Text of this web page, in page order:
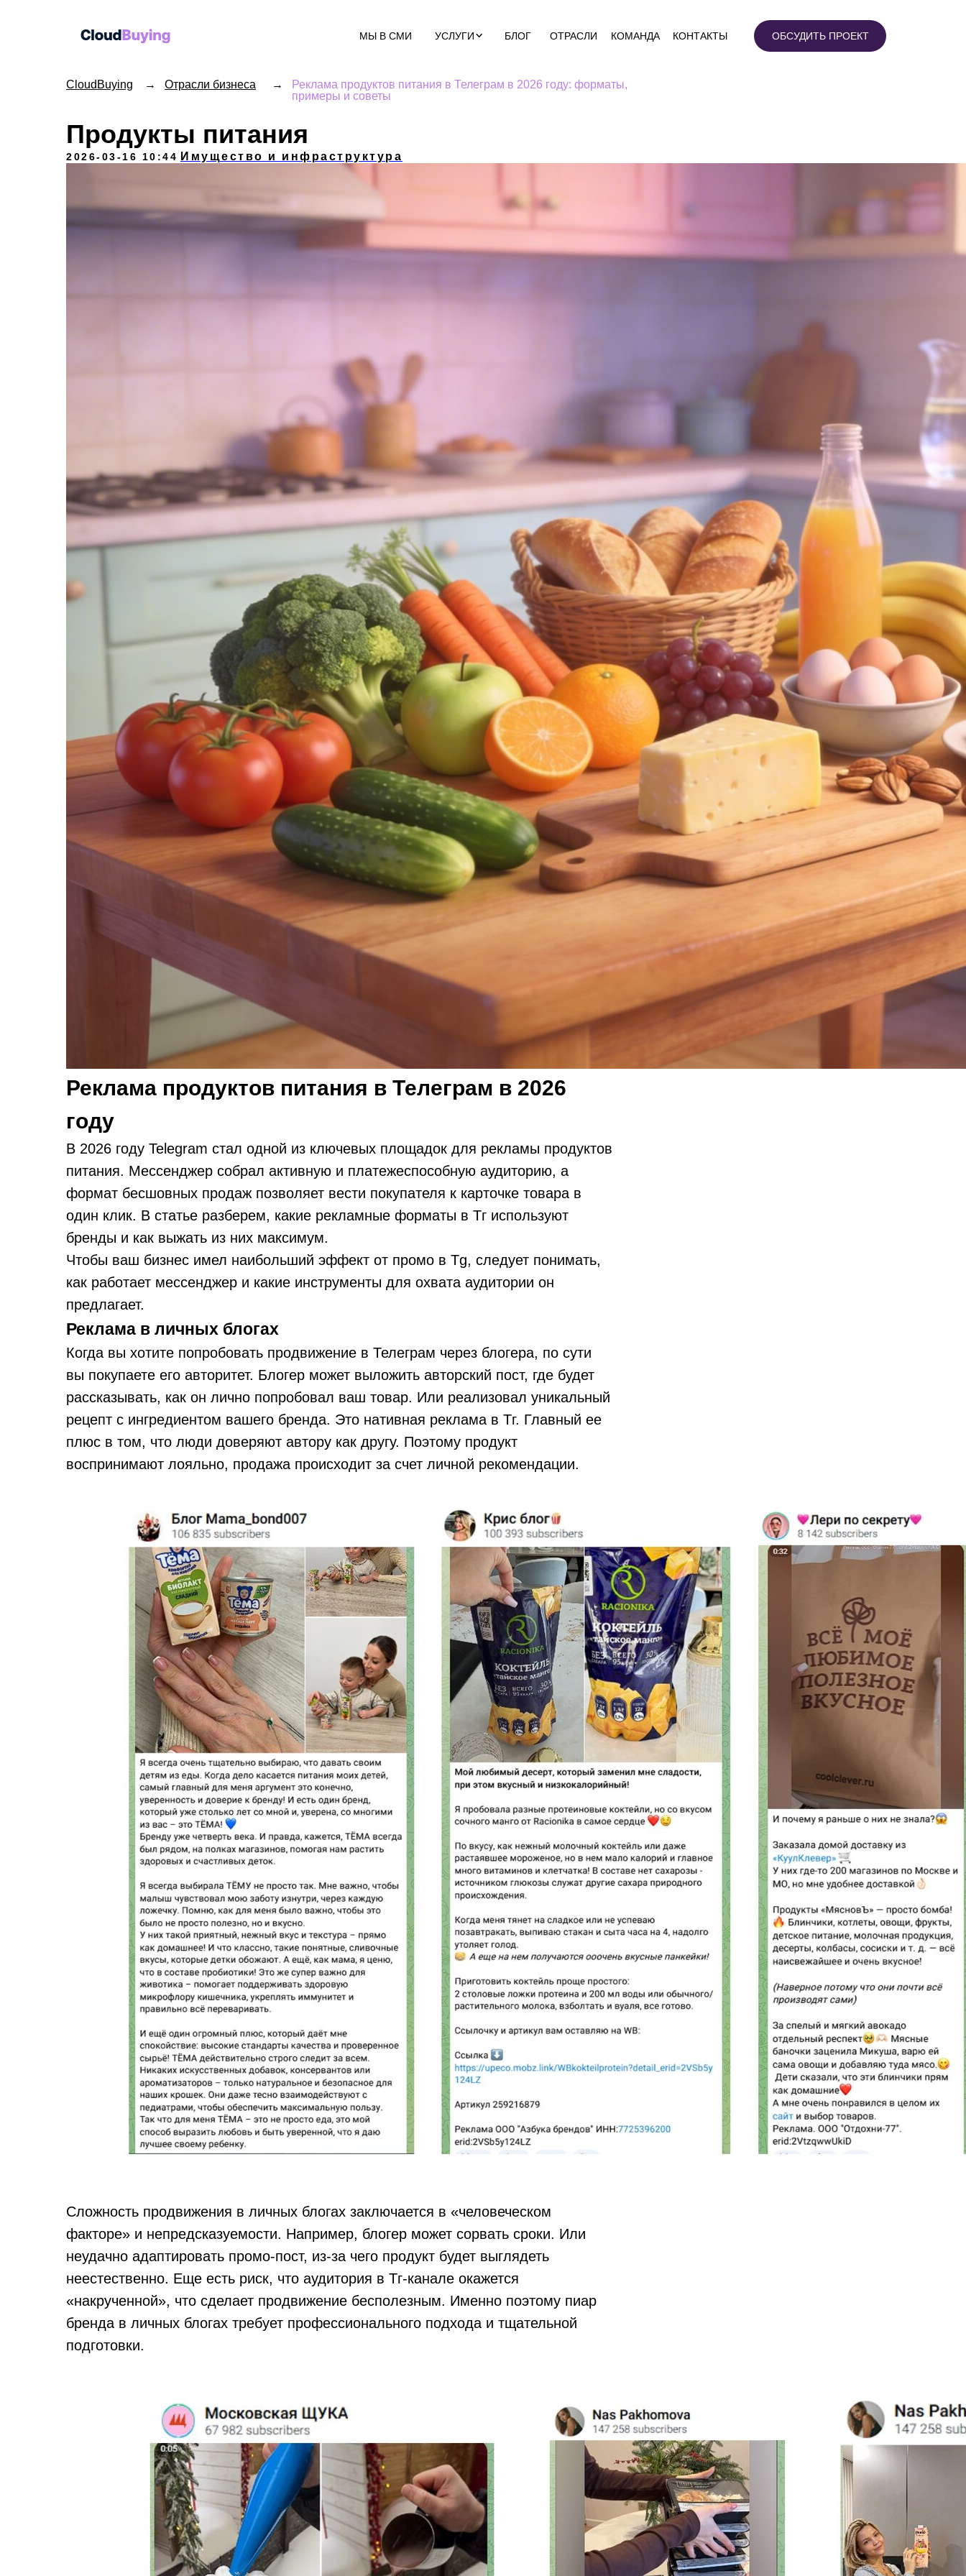
ОБСУДИТЬ ПРОЕКТ
УСЛУГИ БЛОГ ОТРАСЛИ КОМАНДА КОНТАКТЫ
МЫ В СМИ
CloudBuying Отрасли бизнеса
→
Реклама продуктов питания в Телеграм в 2026 году: форматы,
примеры и советы
→
Продукты питания
2026-03-16 10:44 Имущество и инфраструктура
Реклама продуктов питания в Телеграм в 2026
году
В 2026 году Telegram стал одной из ключевых площадок для рекламы продуктов
питания. Мессенджер собрал активную и платежеспособную аудиторию, а
формат бесшовных продаж позволяет вести покупателя к карточке товара в
один клик. В статье разберем, какие рекламные форматы в Тг используют
бренды и как выжать из них максимум.
Чтобы ваш бизнес имел наибольший эффект от промо в Tg, следует понимать,
как работает мессенджер и какие инструменты для охвата аудитории он
предлагает.
Реклама в личных блогах
Когда вы хотите попробовать продвижение в Телеграм через блогера, по сути
вы покупаете его авторитет. Блогер может выложить авторский пост, где будет
рассказывать, как он лично попробовал ваш товар. Или реализовал уникальный
рецепт с ингредиентом вашего бренда. Это нативная реклама в Тг. Главный ее
плюс в том, что люди доверяют автору как другу. Поэтому продукт
воспринимают лояльно, продажа происходит за счет личной рекомендации.
Сложность продвижения в личных блогах заключается в «человеческом
факторе» и непредсказуемости. Например, блогер может сорвать сроки. Или
неудачно адаптировать промо-пост, из-за чего продукт будет выглядеть
неестественно. Еще есть риск, что аудитория в Тг-канале окажется
«накрученной», что сделает продвижение бесполезным. Именно поэтому пиар
бренда в личных блогах требует профессионального подхода и тщательной
подготовки.